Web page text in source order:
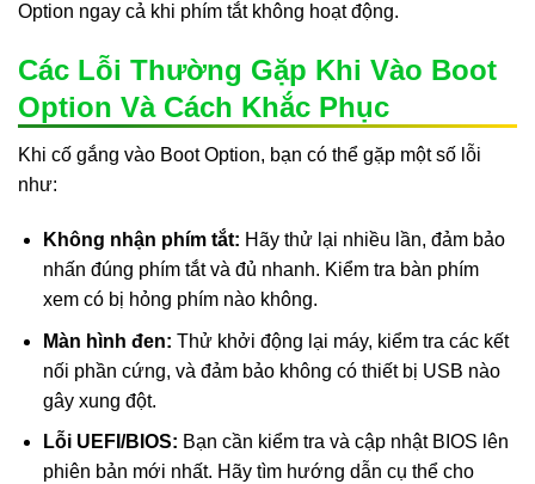
Option ngay cả khi phím tắt không hoạt động.
Các Lỗi Thường Gặp Khi Vào Boot
Option Và Cách Khắc Phục
Khi cố gắng vào Boot Option, bạn có thể gặp một số lỗi
như:
Không nhận phím tắt: Hãy thử lại nhiều lần, đảm bảo
nhấn đúng phím tắt và đủ nhanh. Kiểm tra bàn phím
xem có bị hỏng phím nào không.
Màn hình đen: Thử khởi động lại máy, kiểm tra các kết
nối phần cứng, và đảm bảo không có thiết bị USB nào
gây xung đột.
Lỗi UEFI/BIOS: Bạn cần kiểm tra và cập nhật BIOS lên
phiên bản mới nhất. Hãy tìm hướng dẫn cụ thể cho